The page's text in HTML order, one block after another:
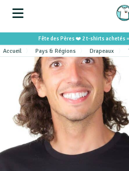
Fête des Pères ❤️ 2 t-shirts achetés
Accueil Pays & Régions Drapeaux